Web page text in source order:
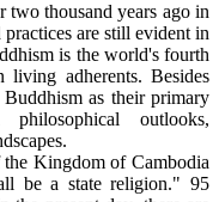
thousand years ago in
are still evident in
is the world's fourth
adherents. Besides
as their primary
outlooks,
Kingdom of Cambodia
be a state religion." 95